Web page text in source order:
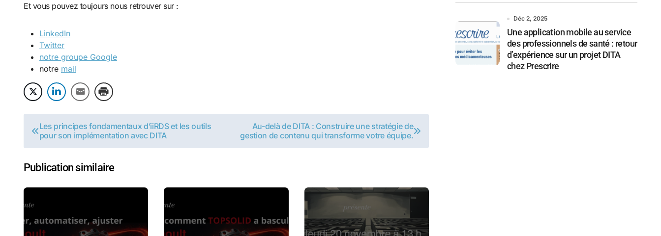
Et vous pouvez toujours nous retrouver sur :
LinkedIn
Twitter
notre groupe Google
notre mail
Navigation
de
l’article
Les principes fondamentaux d’iiRDS et les outils
pour son implémentation avec DITA
Au-delà de DITA : Construire une stratégie de
gestion de contenu qui transforme votre équipe.
Publication similaire
Déc 2, 2025
Une application mobile au service
des professionnels de santé : retour
d’expérience sur un projet DITA
chez Prescrire